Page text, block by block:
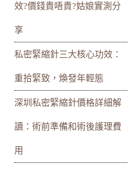
效?價錢貴唔貴?姑娘實測分
享
私密緊縮針三大核心功效：
重拾緊致，煥發年輕態
深圳私密緊縮針價格詳細解
讀：術前準備和術後護理費
用